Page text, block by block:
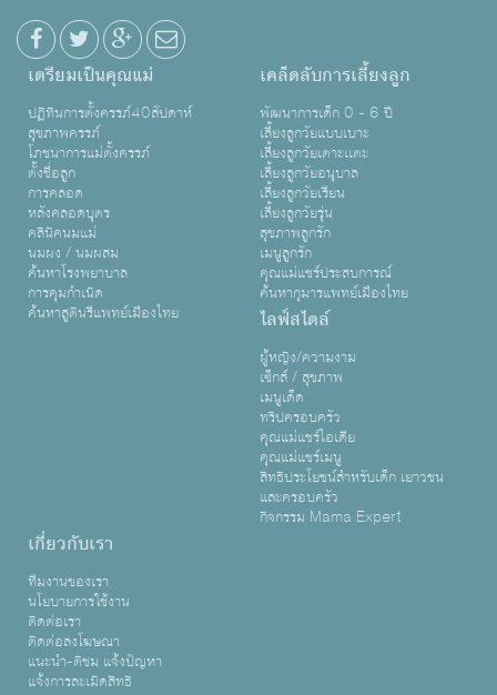
เตรียมเป็นคุณแม่
ปฏิทินการตั้งครรภ์40สัปดาห์
สุขภาพครรภ์
โภชนาการแม่ตั้งครรภ์
ตั้งชื่อลูก
การคลอด
หลังคลอดบุตร
คลินิคนมแม่
นมผง / นมผสม
ค้นหาโรงพยาบาล
การคุมกำเนิด
ค้นหาสูตินรีแพทย์เมืองไทย
เคล็ดลับการเลี้ยงลูก
พัฒนาการเด็ก 0 - 6 ปี
เลี้ยงลูกวัยแบบเบาะ
เลี้ยงลูกวัยเตาะเเตะ
เลี้ยงลูกวัยอนุบาล
เลี้ยงลูกวัยเรียน
เลี้ยงลูกวัยรุ่น
สุขภาพลูกรัก
เมนูลูกรัก
คุณแม่แชร์ประสบการณ์
ค้นหากุมารแพทย์เมืองไทย
ไลฟ์สไตล์
ผู้หญิง/ความงาม
เซ็กส์ / สุขภาพ
เมนูเด็ด
ทริปครอบครัว
คุณแม่แชร์ไอเดีย
คุณแม่แชร์เมนู
สิทธิประโยชน์สำหรับเด็ก เยาวชน
และครอบครัว
กิจกรรม Mama Expert
เกี่ยวกับเรา
ทีมงานของเรา
นโยบายการใช้งาน
ติดต่อเรา
ติดต่อลงโฆษณา
แนะนำ-ติชม แจ้งปัญหา
แจ้งการละเมิดสิทธิ